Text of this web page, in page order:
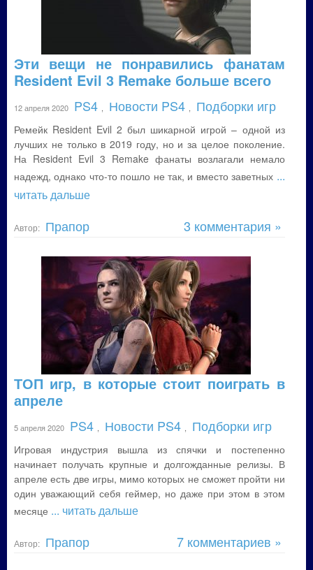
Эти вещи не понравились фанатам
Resident Evil 3 Remake больше всего
12 апреля 2020 PS4 Новости PS4 Подборки игр
Ремейк Resident Evil 2 был шикарной игрой – одной из
лучших не только в 2019 году, но и за целое поколение.
На Resident Evil 3 Remake фанаты возлагали немало
надежд, однако что-то пошло не так, и вместо заветных ...
читать дальше
Автор: Прапор 3 комментария »
ТОП игр, в которые стоит поиграть в
апреле
5 апреля 2020 PS4 Новости PS4 Подборки игр
Игровая индустрия вышла из спячки и постепенно
начинает получать крупные и долгожданные релизы. В
апреле есть две игры, мимо которых не сможет пройти ни
один уважающий себя геймер, но даже при этом в этом
месяце ... читать дальше
Автор: Прапор 7 комментариев »